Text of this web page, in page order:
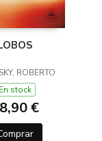
ROBERTO
En stock
€